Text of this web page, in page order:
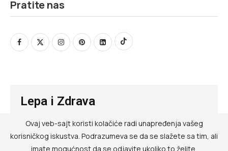
Pratite nas
Lepa i Zdrava
@ RED MEDIA GROUP 2026
Kontakt
Ovaj veb-sajt koristi kolačiće radi unapređenja vašeg
korisničkog iskustva. Podrazumeva se da se slažete sa tim, ali
imate mogućnost da se odjavite ukoliko to želite.